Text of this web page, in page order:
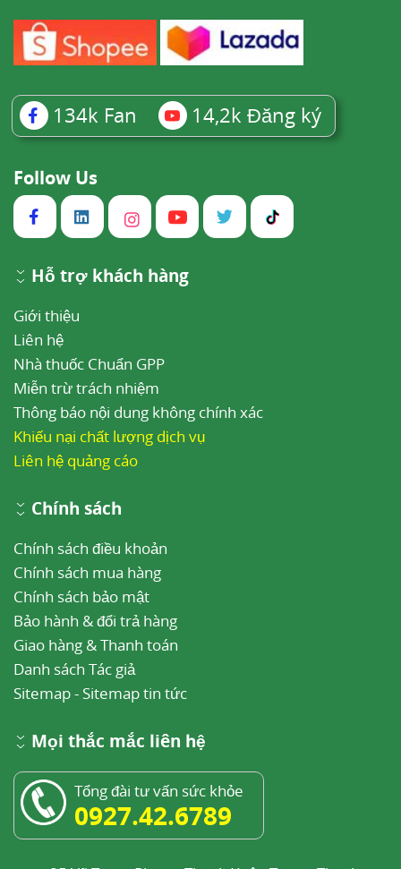
134k Fan 14,2k Đăng ký
Follow Us
Hỗ trợ khách hàng
Giới thiệu
Liên hệ
Nhà thuốc Chuẩn GPP
Miễn trừ trách nhiệm
Thông báo nội dung không chính xác
Khiếu nại chất lượng dịch vụ
Liên hệ quảng cáo
Chính sách
Chính sách điều khoản
Chính sách mua hàng
Chính sách bảo mật
Bảo hành & đổi trả hàng
Giao hàng & Thanh toán
Danh sách Tác giả
Sitemap- Sitemap tin tức
Mọi thắc mắc liên hệ
Tổng đài tư vấn sức khỏe
0927.42.6789